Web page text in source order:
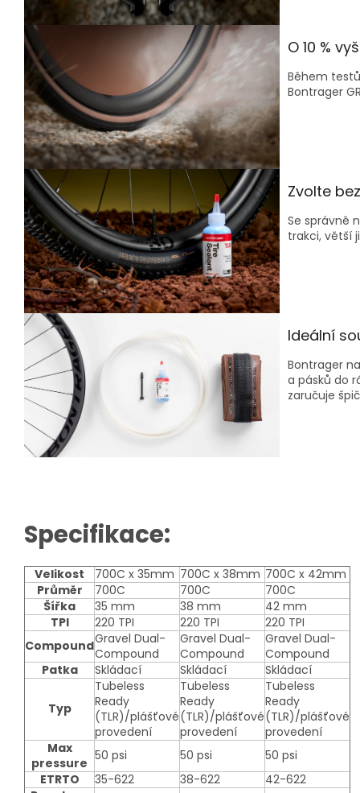
O 10 %
Během testů
Bontrager
Zvolte
Se správně
trakci, větší
Ideální
Bontrager
a pásků do
zaručuje
Specifikace:
Velikost 700C x 35mm 700C x 38mm 700C x 42mm
Průměr
700C 700C
700C
Šířka
35 mm 38 mm
42 mm
TPI
220 TPI 220 TPI
220 TPI
CompoundGravel Dual-
Compound
Gravel Dual-
Compound
Gravel Dual-
Compound
Patka
Skládací Skládací Skládací
Typ
Tubeless
Ready
(TLR)/plášťové
provedení
Tubeless
Ready
(TLR)/plášťové
provedení
Tubeless
Ready
(TLR)/plášťové
provedení
Max
pressure 50 psi 50 psi
50 psi
ETRTO
35-622 38-622
42-622